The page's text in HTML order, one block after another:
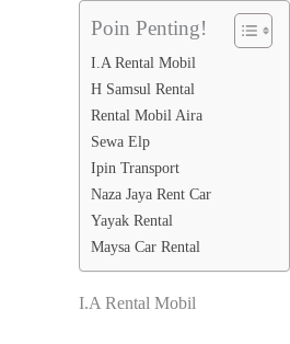
Poin Penting!
I.A Rental Mobil
H Samsul Rental
Rental Mobil Aira
Sewa Elp
Ipin Transport
Naza Jaya Rent Car
Yayak Rental
Maysa Car Rental
I.A Rental Mobil